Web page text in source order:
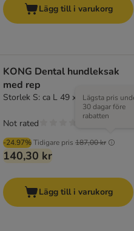
Lägg till i varukorg
KONG Dental hundleksak
med rep
Storlek S: ca L 49 x Ø 3,7 cm
-24.97%Tidigare pris 187,00 kr
Lägsta pris
30 dagar före
rabatten
140,30 kr
Not rated
Lägg till i varukorg